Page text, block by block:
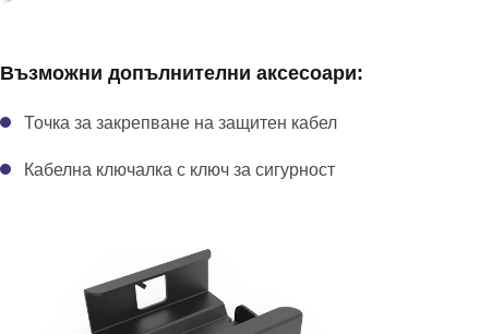
Възможни допълнителни аксесоари:
Точка за закрепване на защитен кабел
Кабелна ключалка с ключ за сигурност